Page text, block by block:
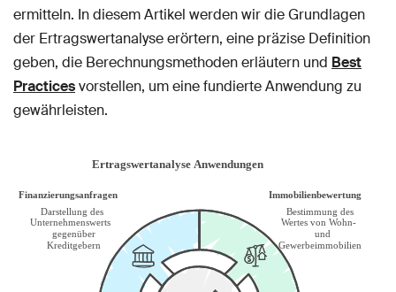
ermitteln. In diesem Artikel werden wir die Grundlagen
der Ertragswertanalyse erörtern, eine präzise Definition
geben, die Berechnungsmethoden erläutern und Best
Practicesvorstellen, um eine fundierte Anwendung zu
gewährleisten.